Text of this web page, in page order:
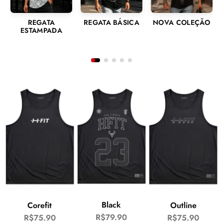
REGATA
ESTAMPADA
REGATA BÁSICA NOVA COLEÇÃO
Corefit
R$75.90
Black
R$79.90
Outline
R$75.90